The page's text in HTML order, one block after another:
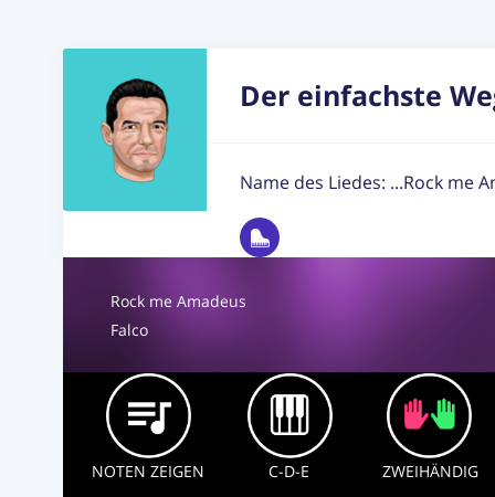
Der einfachste
Name des Liedes: ...Rock me
Rock me Amadeus
Falco
NOTEN ZEIGEN C-D-E ZWEIHÄNDIG